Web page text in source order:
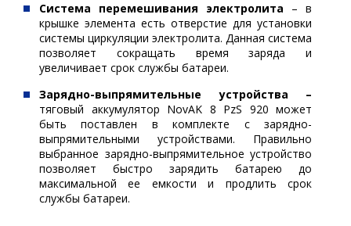
Система перемешивания электролита – в
крышке элемента есть отверстие для установки
системы циркуляции электролита. Данная система
позволяет сокращать время заряда и
увеличивает срок службы батареи.
Зарядно-выпрямительные устройства –
тяговый аккумулятор NovAK 8 PzS 920 может
быть поставлен в комплекте с зарядно-
выпрямительными устройствами. Правильно
выбранное зарядно-выпрямительное устройство
позволяет быстро зарядить батарею до
максимальной ее емкости и продлить срок
службы батареи.